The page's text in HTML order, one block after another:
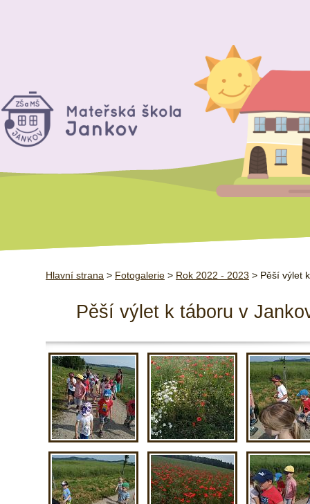
Hlavní strana > Fotogalerie > Rok 2022 - 2023 > Pěší výlet
Pěší výlet k táboru v